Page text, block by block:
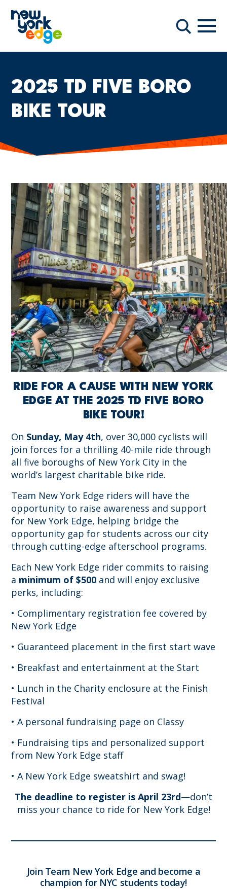
検索
ナ
2025 TD FIVE BORO
BIKE TOUR
RIDE FOR A CAUSE WITH NEW YORK
EDGE AT THE 2025 TD FIVE BORO
BIKE TOUR!
On Sunday, May 4th, over 30,000 cyclists will
join forces for a thrilling 40-mile ride through
all five boroughs of New York City in the
world’s largest charitable bike ride.
Team New York Edge riders will have the
opportunity to raise awareness and support
for New York Edge, helping bridge the
opportunity gap for students across our city
through cutting-edge afterschool programs.
Each New York Edge rider commits to raising
a minimum of $500 and will enjoy exclusive
perks, including:
• Complimentary registration fee covered by
New York Edge
• Guaranteed placement in the first start wave
• Breakfast and entertainment at the Start
• Lunch in the Charity enclosure at the Finish
Festival
• A personal fundraising page on Classy
• Fundraising tips and personalized support
from New York Edge staff
• A New York Edge sweatshirt and swag!
The deadline to register is April 23rd—don’t
miss your chance to ride for New York Edge!
Join Team New York Edge and become a
champion for NYC students today!